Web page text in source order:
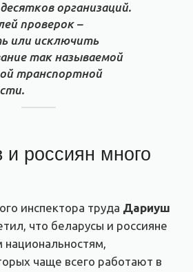
организаций.
проверок –
или исключить
так называемой
транспортной
россиян много
инспектора труда Дариуш
что беларусы и россияне
чаще всего работают в